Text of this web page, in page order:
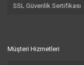
SSL Güvenlik Sertifikası
Müşteri Hizmetleri